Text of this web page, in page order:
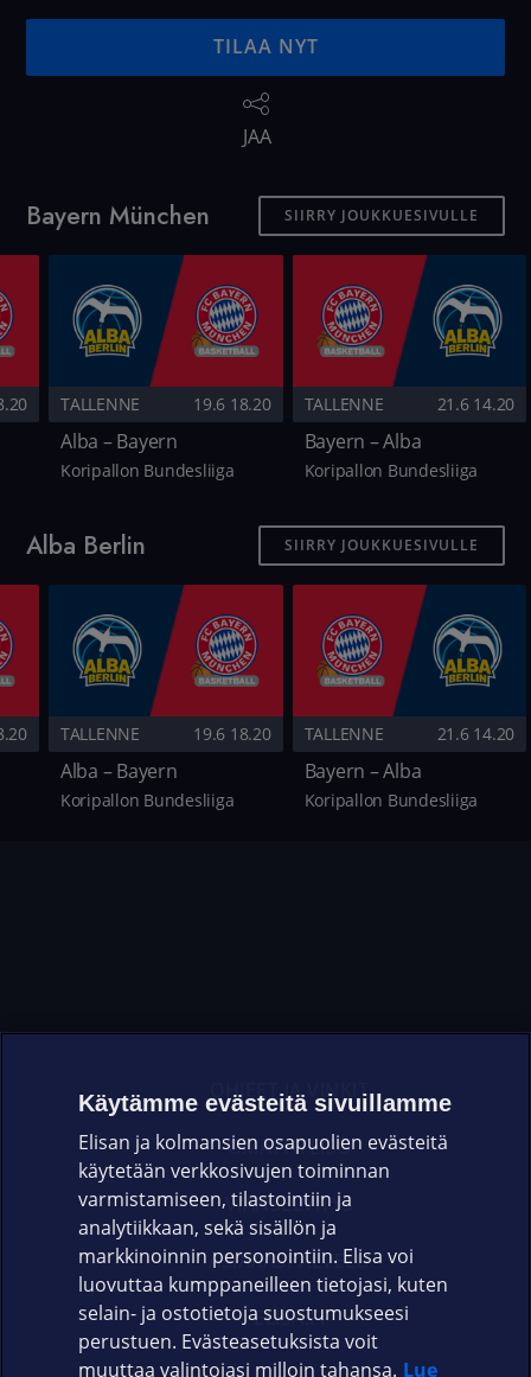
TILAA NYT
JAA
Bayern München SIIRRY JOUKKUESIVULLE
TALLENNE 19.6 18.20
Alba – Bayern
Koripallon Bundesliiga
TALLENNE 21.6 14.20
Bayern – Alba
Koripallon Bundesliiga
Alba Berlin SIIRRY JOUKKUESIVULLE
TALLENNE 19.6 18.20
Alba – Bayern
Koripallon Bundesliiga
TALLENNE 21.6 14.20
Bayern – Alba
Koripallon Bundesliiga
OHJEET JA VINKIT
OMAYHTEISÖ
VIANSELVITYS
ASIAKASPALVELU
ELISA.FI
Käytämme evästeitä sivuillamme
Elisan ja kolmansien osapuolien evästeitä
käytetään verkkosivujen toiminnan
varmistamiseen, tilastointiin ja
analytiikkaan, sekä sisällön ja
markkinoinnin personointiin. Elisa voi
luovuttaa kumppaneilleen tietojasi, kuten
selain- ja ostotietoja suostumukseesi
perustuen. Evästeasetuksista voit
muuttaa valintojasi milloin tahansa. Lue